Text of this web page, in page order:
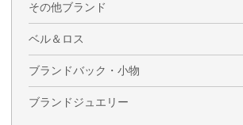
その他ブランド
ベル＆ロス
ブランドバック・小物
ブランドジュエリー